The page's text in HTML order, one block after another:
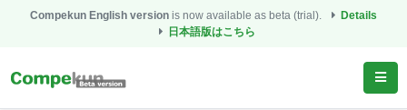
Compekun English version is now available as beta (trial).
Details
日本語版はこちら